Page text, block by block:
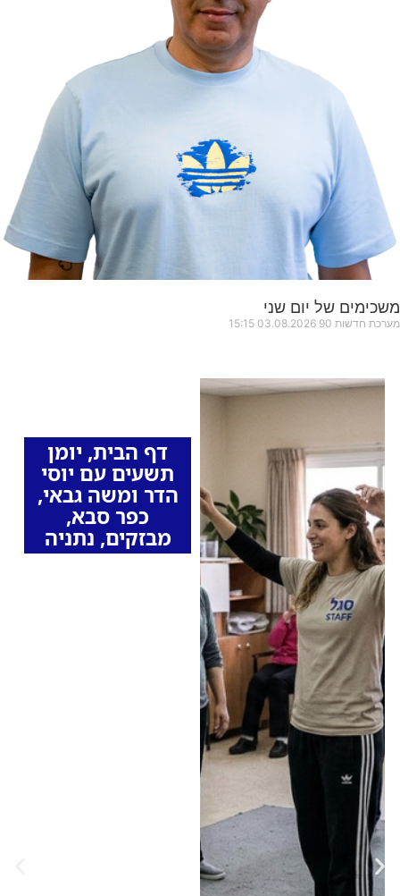
משכימים של יום שני
מערכת חדשות 90 03.08.2026
15:15
דף הבית, יומן
תשעים עם יוסי
הדר ומשה גבאי,
כפר סבא,
מבזקים, נתניה